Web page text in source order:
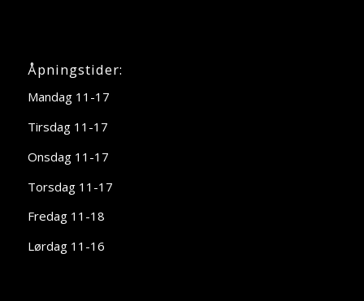
Åpningstider:
Mandag 11-17
Tirsdag 11-17
Onsdag 11-17
Torsdag 11-17
Fredag 11-18
Lørdag 11-16